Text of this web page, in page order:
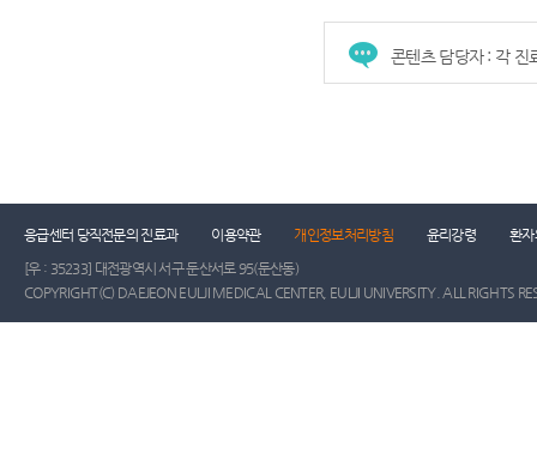
콘텐츠 담당자 : 각 진
응급센터 당직전문의 진료과 이용약관 개인정보처리방침 윤리강령
환자
[우 : 35233] 대전광역시 서구 둔산서로 95(둔산동)
COPYRIGHT(C) DAEJEON EULJI MEDICAL CENTER, EULJI UNIVERSITY. ALL RIGHTS